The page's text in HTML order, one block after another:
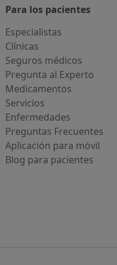
Para los pacientes
Especialistas
Clínicas
Seguros médicos
Pregunta al Experto
Medicamentos
Servicios
Enfermedades
Preguntas Frecuentes
Aplicación para móvil
Blog para pacientes